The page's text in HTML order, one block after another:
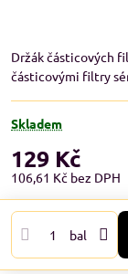
Držák částicových
částicovými filtry
Skladem
129 Kč
106,61 Kč bez DPH
bal